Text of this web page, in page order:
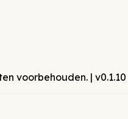
voorbehouden. | v0.1.10